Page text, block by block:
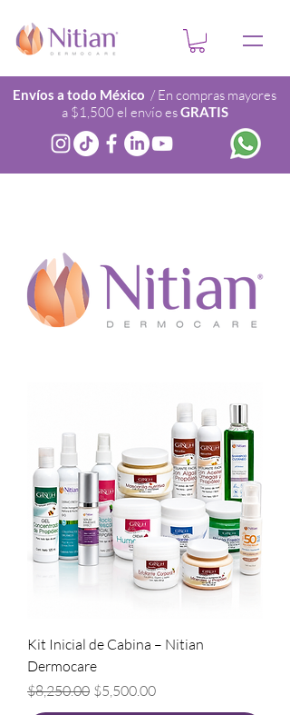
Envíos a todo México / En compras mayores
a $1,500 el envío esGRATIS
Kit Inicial de Cabina – Nitian
Dermocare
Precio
$8,250.00 Precio de oferta
$5,500.00